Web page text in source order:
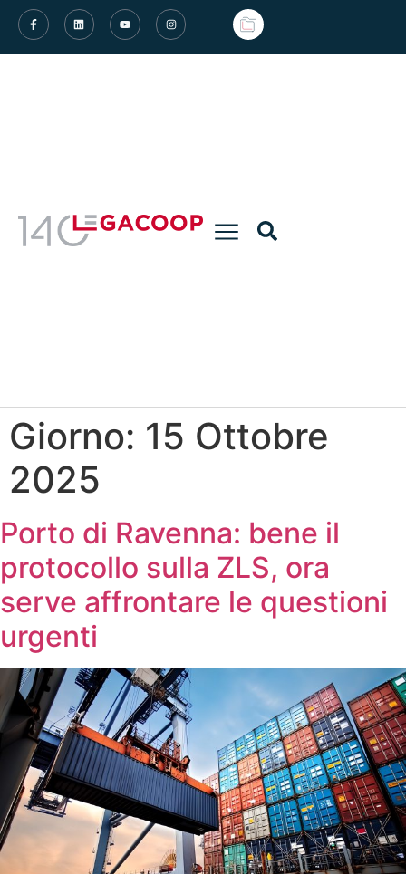
Giorno: 15 Ottobre
2025
Porto di Ravenna: bene il
protocollo sulla ZLS, ora
serve affrontare le questioni
urgenti